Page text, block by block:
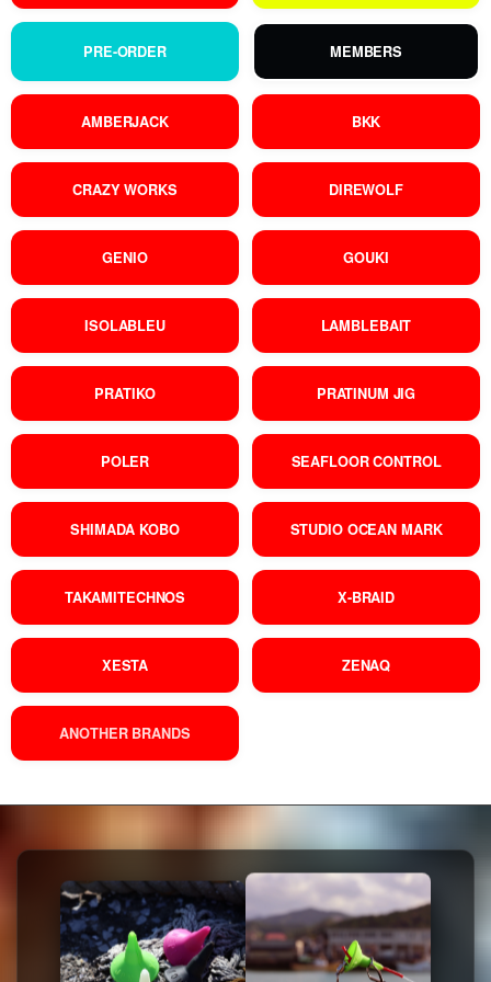
PRE-ORDER MEMBERS
AMBERJACK BKK
CRAZY WORKS DIREWOLF
GENIO GOUKI
ISOLABLEU LAMBLEBAIT
PRATIKO PRATINUM JIG
POLER SEAFLOOR CONTROL
SHIMADA KOBO STUDIO OCEAN MARK
TAKAMITECHNOS X-BRAID
XESTA ZENAQ
ANOTHER BRANDS